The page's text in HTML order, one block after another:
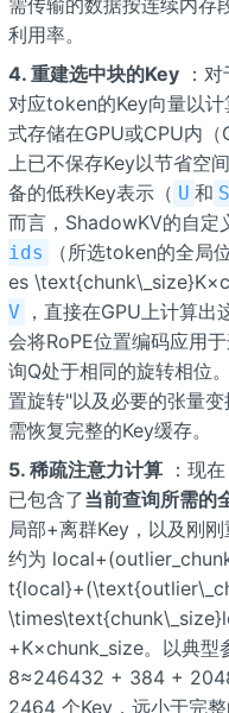
利用率。
4. 重建选中块的Key：对
对应token的Key向量以
式存储在GPU或CPU内
上已不保存Key以节省空
备的低秩Key表示（ U 和
而言，ShadowKV的自定
ids
（所选token的全局
es
V
，直接在GPU上计算
会将RoPE位置编码应用
询Q处于相同的旋转相位
置旋转"以及必要的张量
需恢复完整的Key缓存。
5. 稀疏注意力计算：现在
已包含了当前查询所需的
局部+离群Key，以及刚
约为
+K×chunk_size。以典
8≈246432 + 384 +
2464 个Key，远小于完